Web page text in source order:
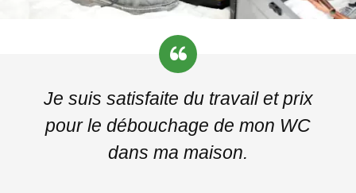
Je suis satisfaite du travail et prix
pour le débouchage de mon WC
dans ma maison.